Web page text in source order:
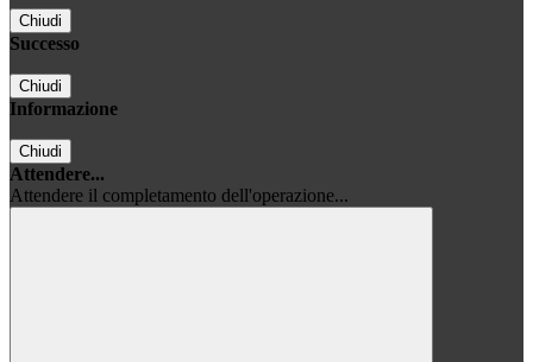
Chiudi
Successo
Chiudi
Informazione
Chiudi
Attendere...
Attendere il completamento dell'operazione...